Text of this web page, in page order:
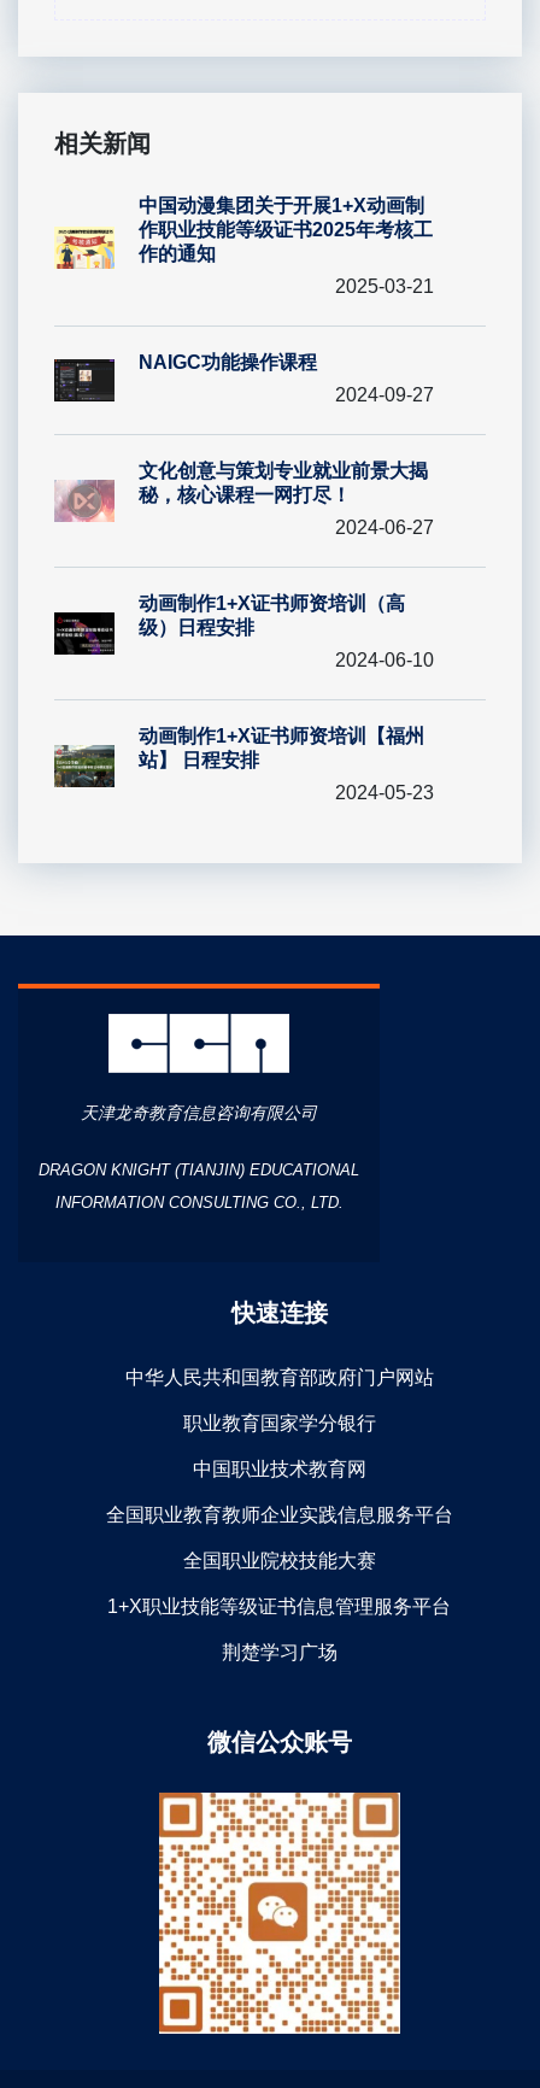
相关新闻
中国动漫集团关于开展1+X动画制
作职业技能等级证书2025年考核工
作的通知
2025-03-21
NAIGC功能操作课程
2024-09-27
文化创意与策划专业就业前景大揭
秘，核心课程一网打尽！
2024-06-27
动画制作1+X证书师资培训（高
级）日程安排
2024-06-10
动画制作1+X证书师资培训【福州
站】 日程安排
2024-05-23
天津龙奇教育信息咨询有限公司
DRAGON KNIGHT (TIANJIN) EDUCATIONAL
INFORMATION CONSULTING CO., LTD.
快速连接
中华人民共和国教育部政府门户网站
职业教育国家学分银行
中国职业技术教育网
全国职业教育教师企业实践信息服务平台
全国职业院校技能大赛
1+X职业技能等级证书信息管理服务平台
荆楚学习广场
微信公众账号